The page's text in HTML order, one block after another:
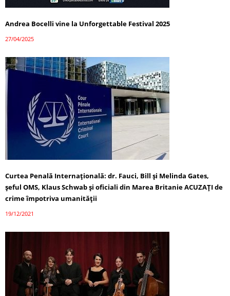
Andrea Bocelli vine la Unforgettable Festival 2025
27/04/2025
Curtea Penală Internațională: dr. Fauci, Bill și Melinda Gates,
șeful OMS, Klaus Schwab și oficiali din Marea Britanie ACUZAȚI de
crime împotriva umanității
19/12/2021